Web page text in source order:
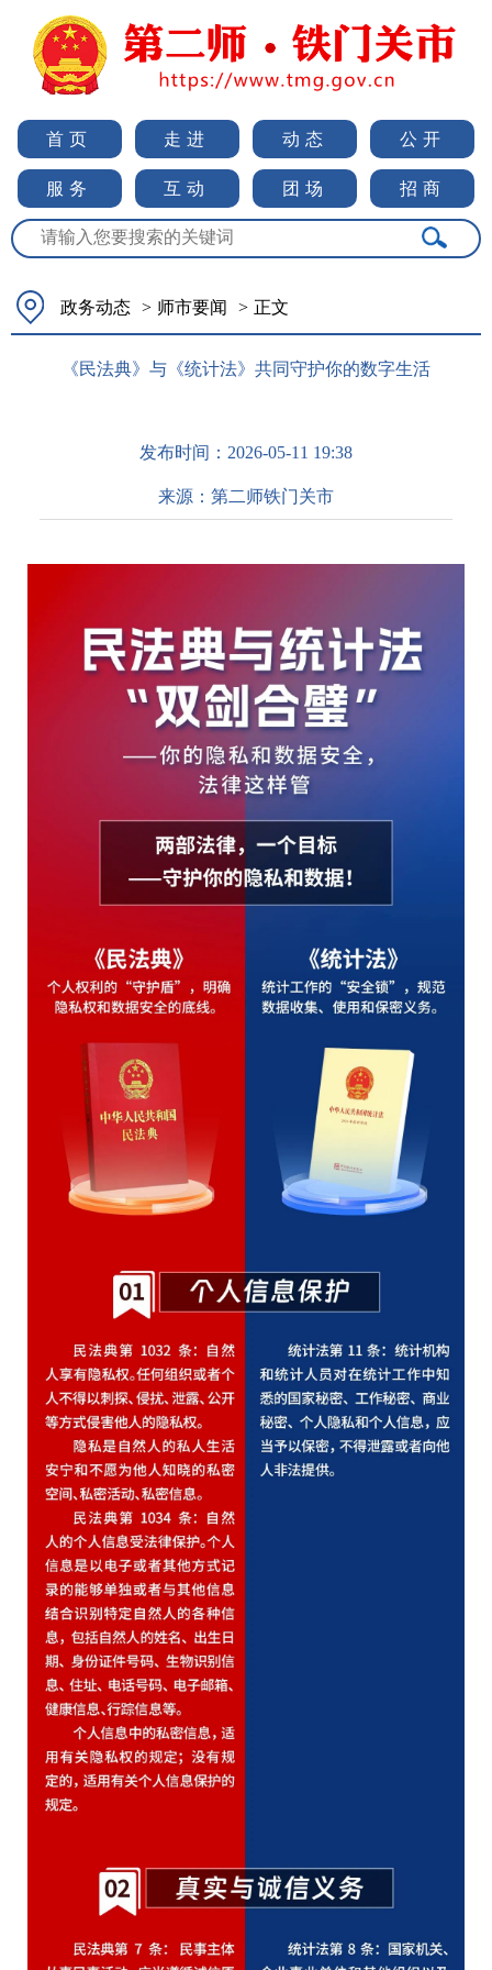
首页 走进 动态 公开
服务 互动 团场 招商
政务动态 > 师市要闻 > 正文
《民法典》与《统计法》共同守护你的数字生活
发布时间： 2026-05-11 19:38
来源： 第二师铁门关市